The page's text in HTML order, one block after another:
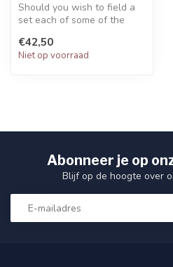
Should you wish to field a
set each of some of the
th...
€42,50
Niet op voorraad
Abonneer je op
Blijf op de hoogte over